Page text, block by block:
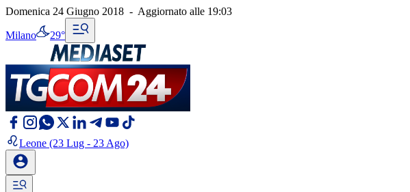
Domenica 24 Giugno 2018 - Aggiornato alle 19:03
Milano 29°
Leone (23 Lug - 23 Ago)